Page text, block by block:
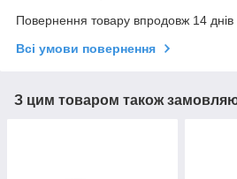
Повернення товару впродовж 14 днів
Всі умови повернення
З цим товаром також